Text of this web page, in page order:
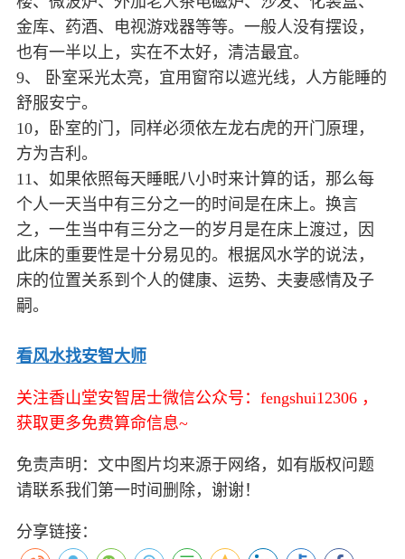
金库、药酒、电视游戏器等等。一般人没有摆设，
也有一半以上，实在不太好，清洁最宜。
9、 卧室采光太亮，宜用窗帘以遮光线，人方能睡的
舒服安宁。
10，卧室的门，同样必须依左龙右虎的开门原理，
方为吉利。
11、如果依照每天睡眠八小时来计算的话，那么每
个人一天当中有三分之一的时间是在床上。换言
之，一生当中有三分之一的岁月是在床上渡过，因
此床的重要性是十分易见的。根据风水学的说法，
床的位置关系到个人的健康、运势、夫妻感情及子
嗣。
看风水找安智大师
关注香山堂安智居士微信公众号：fengshui12306 ，
获取更多免费算命信息~
免责声明：文中图片均来源于网络，如有版权问题
请联系我们第一时间删除，谢谢！
分享链接：